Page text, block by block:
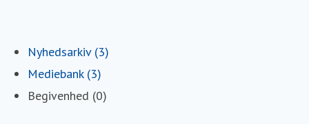
Nyhedsarkiv (3)
Mediebank (3)
Begivenhed (0)